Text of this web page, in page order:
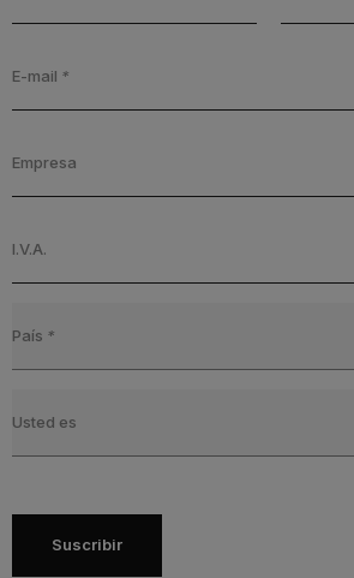
E-mail *
Empresa
I.V.A.
País *
Usted es
Suscribir